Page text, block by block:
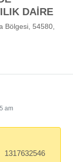
DAİRE
Bölgesi, 54580,
am
1317632546